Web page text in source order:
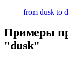
from dusk to
Примеры
"dusk"